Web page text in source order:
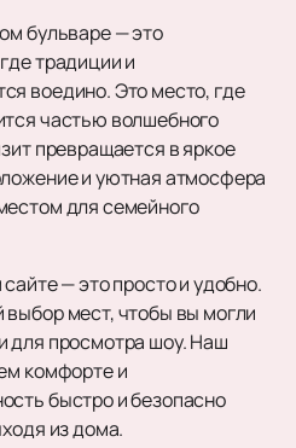
бульваре — это
традиции и
воедино. Это место, где
частью волшебного
превращается в яркое
и уютная атмосфера
для семейного
— это просто и удобно.
мест, чтобы вы могли
для просмотра шоу. Наш
комфорте и
быстро и безопасно
из дома.